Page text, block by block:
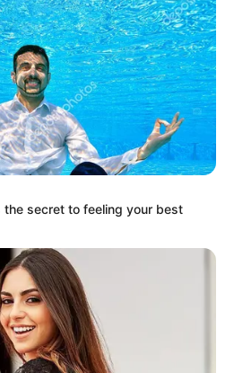
ΤΟ ΒΙΒΛΙΟ
secret to feeling your best